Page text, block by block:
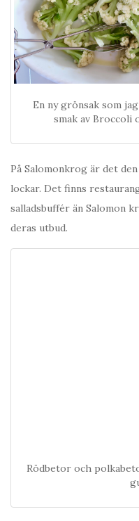
En ny grönsak som
smak av Broccoli
På Salomonkrog är det
lockar. Det finns
salladsbuffér än Salomon
deras utbud.
Rödbetor och